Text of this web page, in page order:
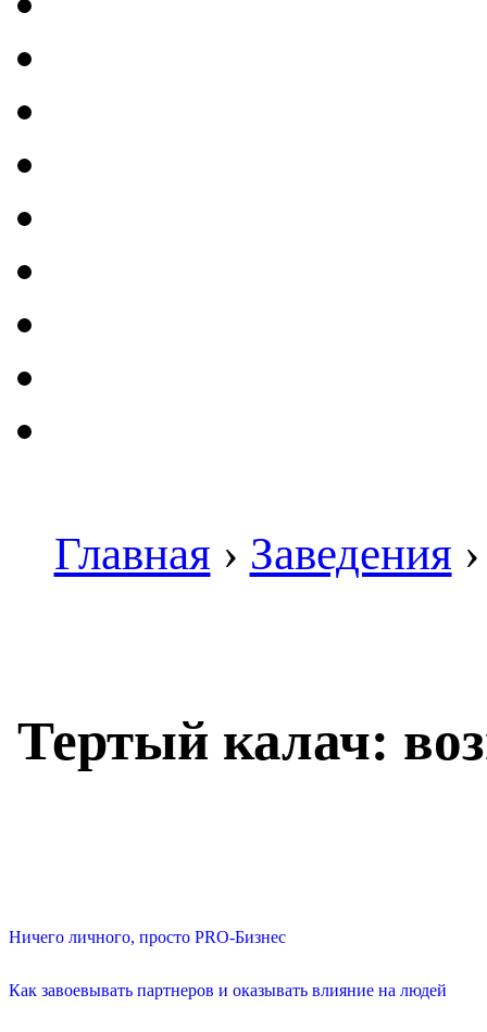
Главная › Заведения
Тертый калач:
Ничего личного, просто PRO-Бизнес
Как завоевывать партнеров и оказывать влияние на людей